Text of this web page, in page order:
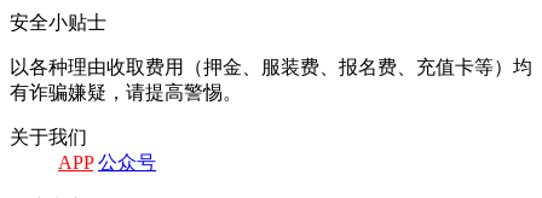
安全小贴士
以各种理由收取费⽤（押⾦、服装费、报名费、充值卡等）均
有诈骗嫌疑，请提⾼警惕。
关于我们
APP 公众号